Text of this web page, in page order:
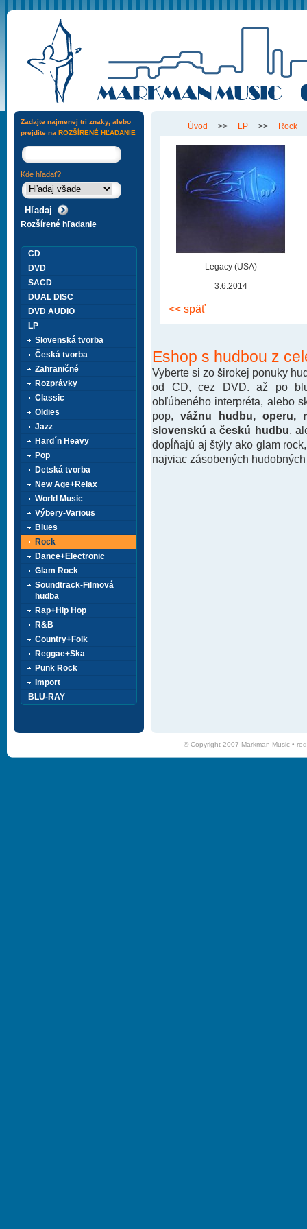
Úvod >> LP >> Rock
Legacy (USA)
3.6.2014
<< späť
Eshop s hudbou z
Vyberte si zo širokej ponuky
od CD, cez DVD. až po
obľúbeného interpréta, alebo
pop, vážnu hudbu, operu,
slovenskú a českú hudbu ,
dopĺňajú aj štýly ako glam
najviac zásobených
Zadajte najmenej tri znaky, alebo
prejdite na ROZŠÍRENÉ HĽADANIE
Kde hľadať?
Rozšírené hľadanie
CD
DVD
SACD
DUAL DISC
DVD AUDIO
LP
Slovenská tvorba
Česká tvorba
Zahraničné
Rozprávky
Classic
Oldies
Jazz
Hard´n Heavy
Pop
Detská tvorba
New Age+Relax
World Music
Výbery-Various
Blues
Rock
Dance+Electronic
Glam Rock
Soundtrack-Filmová
hudba
Rap+Hip Hop
R&B
Country+Folk
Reggae+Ska
Punk Rock
Import
BLU-RAY
© Copyright 2007 Markman Music •